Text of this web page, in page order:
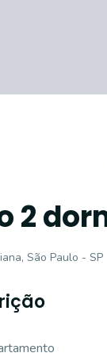
2
São Paulo - SP